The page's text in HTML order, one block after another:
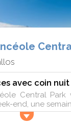
avec coin nuit
Central
end, une